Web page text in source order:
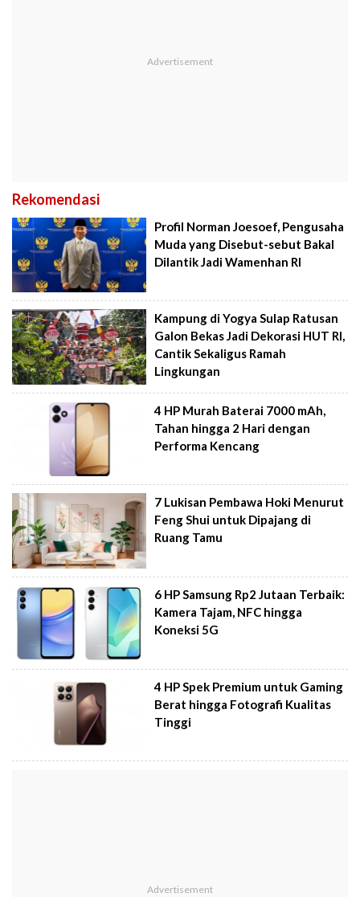
Rekomendasi
Profil Norman Joesoef, Pengusaha
Muda yang Disebut-sebut Bakal
Dilantik Jadi Wamenhan RI
Kampung di Yogya Sulap Ratusan
Galon Bekas Jadi Dekorasi HUT RI,
Cantik Sekaligus Ramah
Lingkungan
4 HP Murah Baterai 7000 mAh,
Tahan hingga 2 Hari dengan
Performa Kencang
7 Lukisan Pembawa Hoki Menurut
Feng Shui untuk Dipajang di
Ruang Tamu
6 HP Samsung Rp2 Jutaan Terbaik:
Kamera Tajam, NFC hingga
Koneksi 5G
4 HP Spek Premium untuk Gaming
Berat hingga Fotografi Kualitas
Tinggi